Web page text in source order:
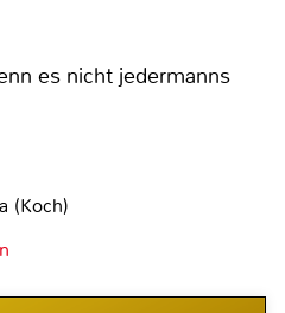
es nicht jedermanns
(Koch)